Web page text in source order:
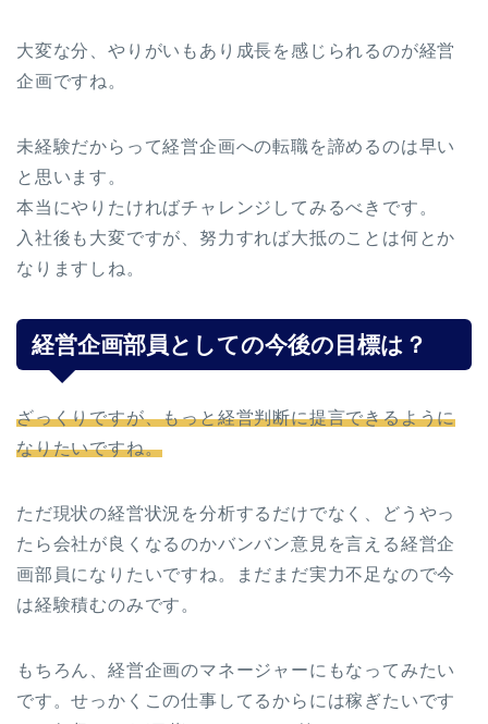
大変な分、やりがいもあり成長を感じられるのが経営
企画ですね。
未経験だからって経営企画への転職を諦めるのは早い
と思います。
本当にやりたければチャレンジしてみるべきです。
入社後も大変ですが、努力すれば大抵のことは何とか
なりますしね。
経営企画部員としての今後の目標は？
ざっくりですが、もっと経営判断に提言できるように
なりたいですね。
ただ現状の経営状況を分析するだけでなく、どうやっ
たら会社が良くなるのかバンバン意見を言える経営企
画部員になりたいですね。まだまだ実力不足なので今
は経験積むのみです。
もちろん、経営企画のマネージャーにもなってみたい
です。せっかくこの仕事してるからには稼ぎたいです